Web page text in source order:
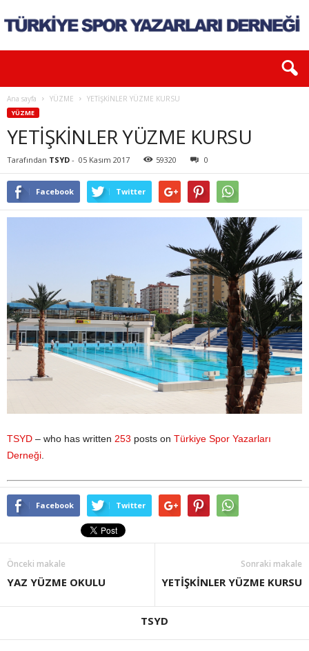
Ana sayfa YÜZME YETİŞKİNLER YÜZME KURSU
YÜZME
YETİŞKİNLER YÜZME KURSU
Tarafından TSYD - 05 Kasım 2017 59320 0
Facebook Twitter
TSYD – who has written 253 posts on Türkiye Spor Yazarları
Derneği.
Facebook Twitter
Önceki makale
YAZ YÜZME OKULU
Sonraki makale
YETİŞKİNLER YÜZME KURSU
TSYD